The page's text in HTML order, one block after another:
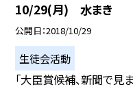
10/29(月) 水まき
公開日 2018/10/29
生徒会活動
「大臣賞候補、新聞で見